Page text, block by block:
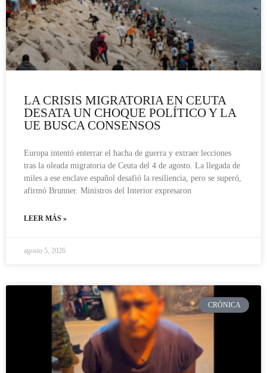
LA CRISIS MIGRATORIA EN CEUTA
DESATA UN CHOQUE POLÍTICO Y LA
UE BUSCA CONSENSOS
Europa intentó enterrar el hacha de guerra y extraer lecciones
tras la oleada migratoria de Ceuta del 4 de agosto. La llegada de
miles a ese enclave español desafió la resiliencia, pero se superó,
afirmó Brunner. Ministros del Interior expresaron
LEER MÁS »
agosto 5, 2026
CRÓNICA